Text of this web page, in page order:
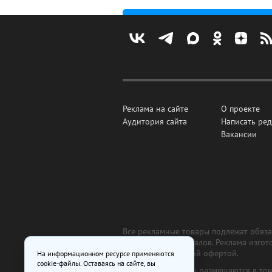
Реклама на сайте
Аудитория сайта
О проекте
Написать
Вакансии
Все рекламные товары подлежат
рекламных материалов. Реклама
являются публичной офертой.
На информационном ресурсе применяются
cookie-файлы. Оставаясь на сайте, вы